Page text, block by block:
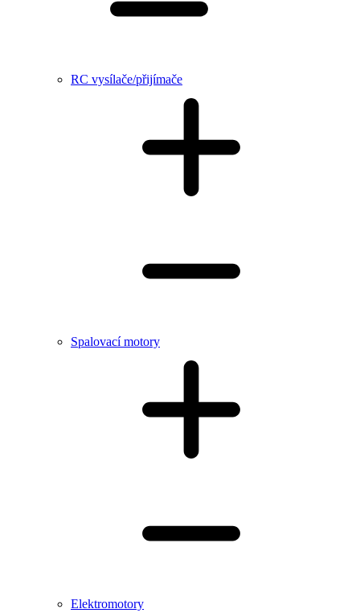
RC vysílače/přijímače
Spalovací motory
Elektromotory